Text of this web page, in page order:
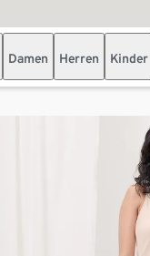
Damen Herren Kinder